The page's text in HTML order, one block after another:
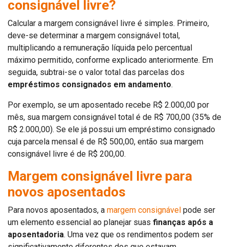
consignável livre?
Calcular a margem consignável livre é simples. Primeiro,
deve-se determinar a margem consignável total,
multiplicando a remuneração líquida pelo percentual
máximo permitido, conforme explicado anteriormente. Em
seguida, subtrai-se o valor total das parcelas dos
empréstimos consignados em andamento.
Por exemplo, se um aposentado recebe R$ 2.000,00 por
mês, sua margem consignável total é de R$ 700,00 (35% de
R$ 2.000,00). Se ele já possui um empréstimo consignado
cuja parcela mensal é de R$ 500,00, então sua margem
consignável livre é de R$ 200,00.
Margem consignável livre para
novos aposentados
Para novos aposentados, a margem consignável pode ser
um elemento essencial ao planejar suas finanças após a
aposentadoria. Uma vez que os rendimentos podem ser